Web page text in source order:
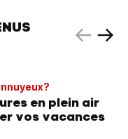
en plein air
vos vacances